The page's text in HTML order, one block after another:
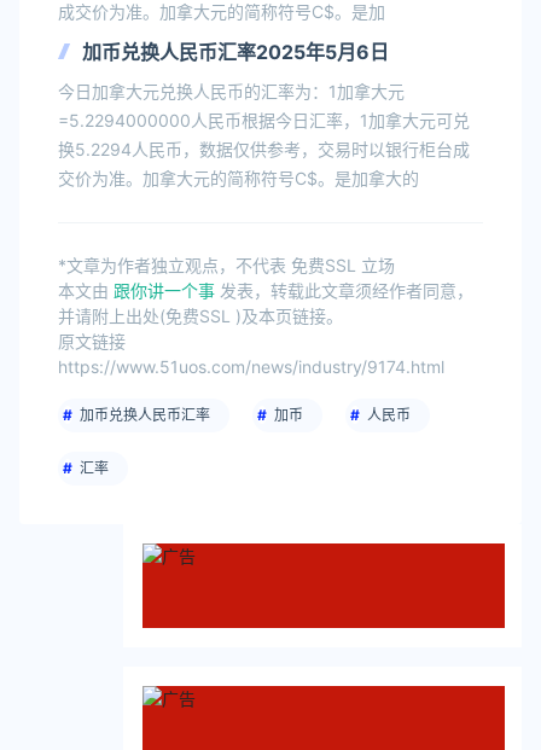
成交价为准。加拿大元的简称符号C$。是加
加币兑换人民币汇率2025年5月6日
今日加拿大元兑换人民币的汇率为：1加拿大元
=5.2294000000人民币根据今日汇率，1加拿大元可兑
换5.2294人民币，数据仅供参考，交易时以银行柜台成
交价为准。加拿大元的简称符号C$。是加拿大的
*文章为作者独立观点，不代表 免费SSL 立场
本文由 跟你讲一个事 发表，转载此文章须经作者同意，
并请附上出处(免费SSL )及本页链接。
原文链接
https://www.51uos.com/news/industry/9174.html
加币兑换人民币汇率 加币 人民币
汇率